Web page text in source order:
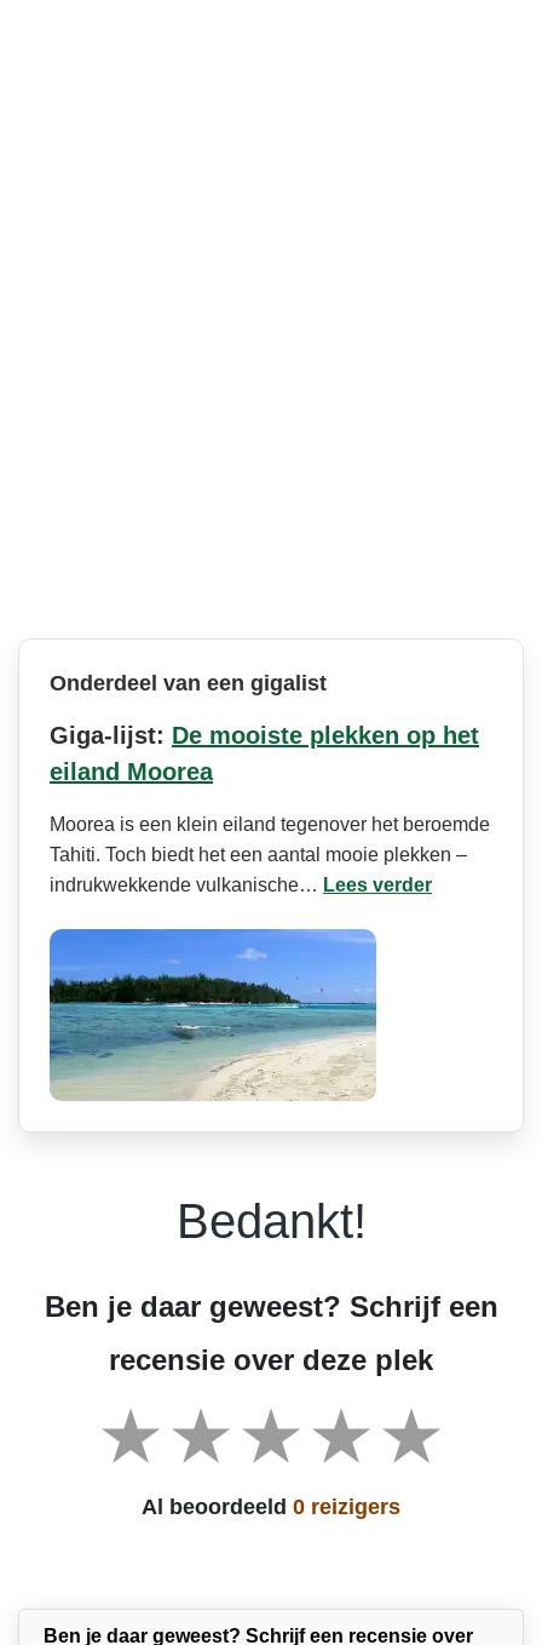
Onderdeel van een gigalist
Giga-lijst: De mooiste plekken op het
eiland Moorea
Moorea is een klein eiland tegenover het beroemde
Tahiti. Toch biedt het een aantal mooie plekken –
indrukwekkende vulkanische… Lees verder
Bedankt!
Ben je daar geweest? Schrijf een
recensie over deze plek
Al beoordeeld 0 reizigers
Ben je daar geweest? Schrijf een recensie over